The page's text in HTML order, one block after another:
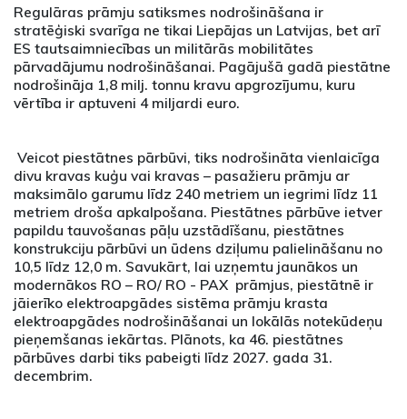
Regulāras prāmju satiksmes nodrošināšana ir
stratēģiski svarīga ne tikai Liepājas un Latvijas, bet arī
ES tautsaimniecības un militārās mobilitātes
pārvadājumu nodrošināšanai. Pagājušā gadā piestātne
nodrošināja 1,8 milj. tonnu kravu apgrozījumu, kuru
vērtība ir aptuveni 4 miljardi euro.
Veicot piestātnes pārbūvi, tiks nodrošināta vienlaicīga
divu kravas kuģu vai kravas – pasažieru prāmju ar
maksimālo garumu līdz 240 metriem un iegrimi līdz 11
metriem droša apkalpošana. Piestātnes pārbūve ietver
papildu tauvošanas pāļu uzstādīšanu, piestātnes
konstrukciju pārbūvi un ūdens dziļumu palielināšanu no
10,5 līdz 12,0 m. Savukārt, lai uzņemtu jaunākos un
modernākos RO – RO/ RO - PAX prāmjus, piestātnē ir
jāierīko elektroapgādes sistēma prāmju krasta
elektroapgādes nodrošināšanai un lokālās notekūdeņu
pieņemšanas iekārtas. Plānots, ka 46. piestātnes
pārbūves darbi tiks pabeigti līdz 2027. gada 31.
decembrim.